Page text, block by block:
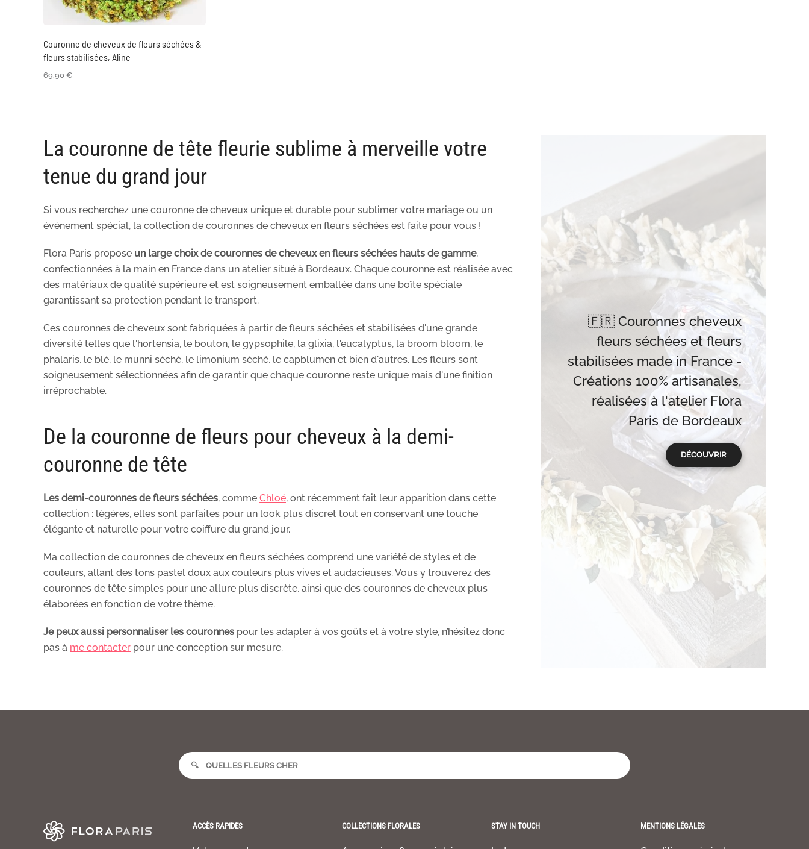
Couronne de cheveux de fleurs séchées &
fleurs stabilisées, Aline
69,90 €
La couronne de tête fleurie sublime à merveille votre
tenue du grand jour
Si vous recherchez une couronne de cheveux unique et durable pour sublimer votre mariage ou un
évènement spécial, la collection de couronnes de cheveux en fleurs séchées est faite pour vous !
Flora Paris propose un large choix de couronnes de cheveux en fleurs séchées hauts de gamme,
confectionnées à la main en France dans un atelier situé à Bordeaux. Chaque couronne est réalisée avec
des matériaux de qualité supérieure et est soigneusement emballée dans une boîte spéciale
garantissant sa protection pendant le transport.
Ces couronnes de cheveux sont fabriquées à partir de fleurs séchées et stabilisées d'une grande
diversité telles que l'hortensia, le bouton, le gypsophile, la glixia, l'eucalyptus, la broom bloom, le
phalaris, le blé, le munni séché, le limonium séché, le capblumen et bien d'autres. Les fleurs sont
soigneusement sélectionnées afin de garantir que chaque couronne reste unique mais d'une finition
irréprochable.
De la couronne de fleurs pour cheveux à la demi-
couronne de tête
Les demi-couronnes de fleurs séchées, comme Chloé, ont récemment fait leur apparition dans cette
collection : légères, elles sont parfaites pour un look plus discret tout en conservant une touche
élégante et naturelle pour votre coiffure du grand jour.
Ma collection de couronnes de cheveux en fleurs séchées comprend une variété de styles et de
couleurs, allant des tons pastel doux aux couleurs plus vives et audacieuses. Vous y trouverez des
couronnes de tête simples pour une allure plus discrète, ainsi que des couronnes de cheveux plus
élaborées en fonction de votre thème.
Je peux aussi personnaliser les couronnes pour les adapter à vos goûts et à votre style, n’hésitez donc
pas à me contacter pour une conception sur mesure.
🇫🇷 Couronnes cheveux
fleurs séchées et fleurs
stabilisées made in France -
Créations 100% artisanales,
réalisées à l'atelier Flora
Paris de Bordeaux
DÉCOUVRIR
ACCÈS RAPIDES COLLECTIONS FLORALES STAY IN TOUCH MENTIONS LÉGALES